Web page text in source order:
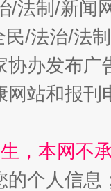
生
/法制/新闻
/法治/法
协办发布
网站和报
，本网不
的个人信息